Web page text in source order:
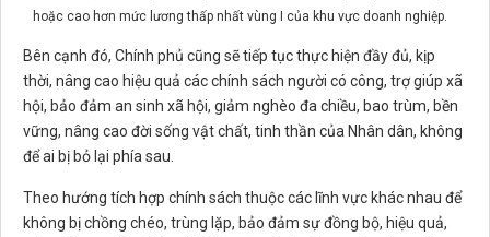
hoặc cao hơn mức lương thấp nhất vùng I của khu vực doanh nghiệp.
Bên cạnh đó, Chính phủ cũng sẽ tiếp tục thực hiện đầy đủ, kịp
thời, nâng cao hiệu quả các chính sách người có công, trợ giúp xã
hội, bảo đảm an sinh xã hội, giảm nghèo đa chiều, bao trùm, bền
vững, nâng cao đời sống vật chất, tinh thần của Nhân dân, không
để ai bị bỏ lại phía sau.
Theo hướng tích hợp chính sách thuộc các lĩnh vực khác nhau để
không bị chồng chéo, trùng lặp, bảo đảm sự đồng bộ, hiệu quả,